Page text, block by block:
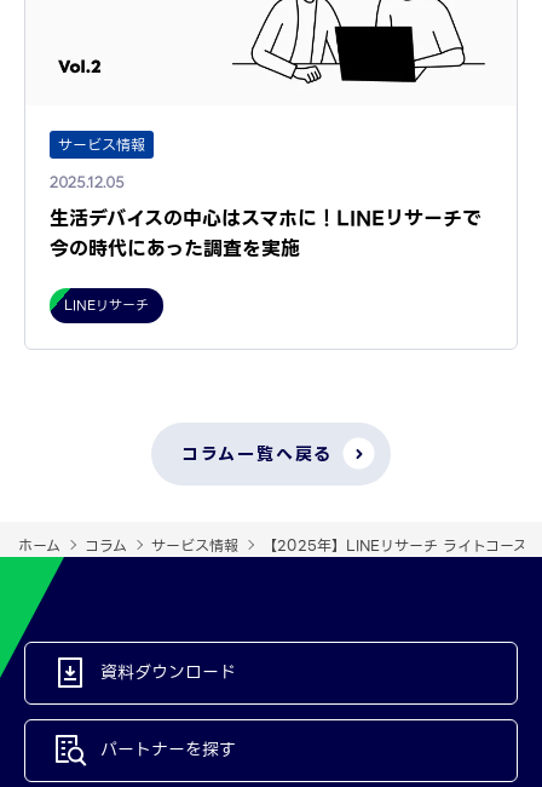
サービス情報
2025.12.05
生活デバイスの中心はスマホに！LINEリサーチで
今の時代にあった調査を実施
LINEリサーチ
コラム一覧へ戻る
ホーム コラム サービス情報 【2025年】LINEリサーチ ライトコース
資料ダウンロード
パートナーを探す